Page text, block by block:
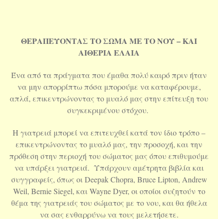
ΘΕΡΑΠΕΥΟΝΤΑΣ ΤΟ ΣΩΜΑ ΜΕ ΤΟ ΝΟΥ – ΚΑΙ
ΑΙΘΕΡΙΑ ΕΛΑΙΑ
Ένα από τα πράγματα που έμαθα πολύ καιρό πριν ήταν
να μην απορρίπτω πόσα μπορούμε να καταφέρουμε,
απλά, επικεντρώνοντας το μυαλό μας στην επίτευξη του
συγκεκριμένου στόχου.
Η γιατρειά μπορεί να επιτευχθεί κατά τον ίδιο τρόπο –
επικεντρώνοντας το μυαλό μας, την προσοχή, και την
πρόθεση στην περιοχή του σώματος μας όπου επιθυμούμε
να υπάρξει γιατρειά. Υπάρχουν αμέτρητα βιβλία και
συγγραφείς, όπως οι Deepak Chopra, Bruce Lipton, Andrew
Weil, Bernie Siegel, και Wayne Dyer, οι οποίοι συζητούν το
θέμα της γιατρειάς του σώματος με το νου, και θα ήθελα
να σας ενθαρρύνω να τους μελετήσετε.